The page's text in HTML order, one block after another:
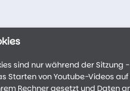
sind nur während der Sitzung
von Youtube-Videos
Rechner gesetzt und Daten